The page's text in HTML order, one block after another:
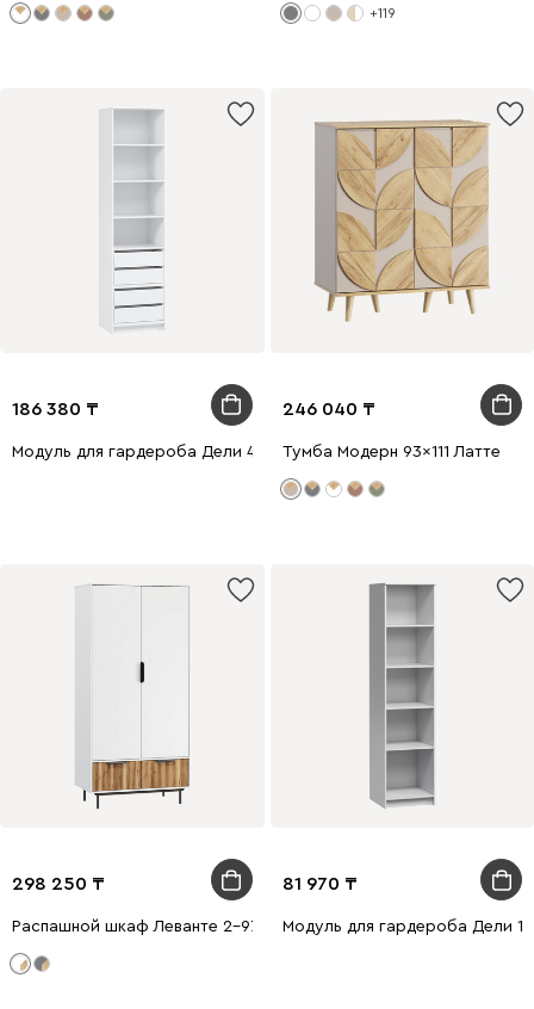
+119
186 380
Модуль для гардероба Дели 4-60x240 Белый
246 040
Тумба Модерн 93x111 Латте
298 250
Распашной шкаф Леванте 2-97x205 Белый
81 970
Модуль для гардероба Дели 1-